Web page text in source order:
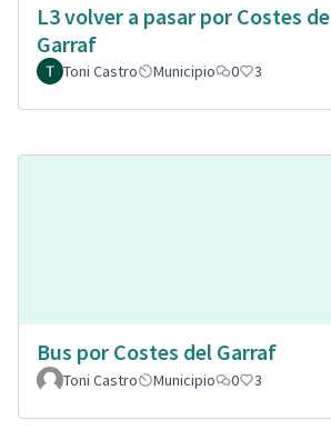
L3 volver a pasar por Costes de
Garraf
Toni Castro
Municipio 0 3
Bus por Costes del Garraf
Toni Castro
Municipio 0 3